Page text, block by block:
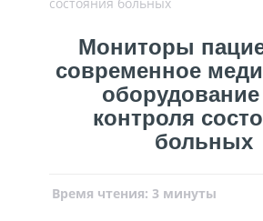
Мониторы
современное
контроля
больных
Время чтения: 3 минуты